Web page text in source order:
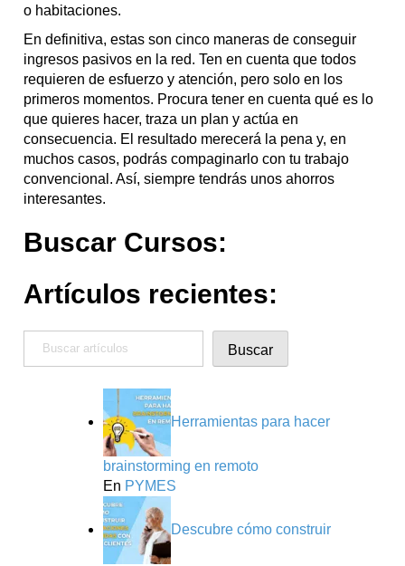
o habitaciones.
En definitiva, estas son cinco maneras de conseguir
ingresos pasivos en la red. Ten en cuenta que todos
requieren de esfuerzo y atención, pero solo en los
primeros momentos. Procura tener en cuenta qué es lo
que quieres hacer, traza un plan y actúa en
consecuencia. El resultado merecerá la pena y, en
muchos casos, podrás compaginarlo con tu trabajo
convencional. Así, siempre tendrás unos ahorros
interesantes.
Buscar Cursos:
Artículos recientes:
Buscar
Herramientas para hacer
brainstorming en remoto
En PYMES
Descubre cómo construir